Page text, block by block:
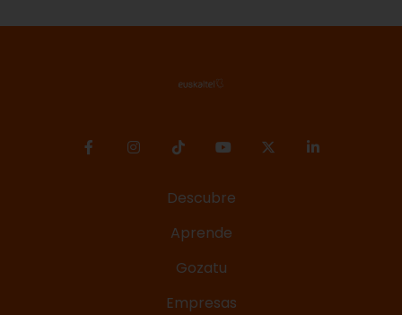
Descubre
Aprende
Gozatu
Empresas